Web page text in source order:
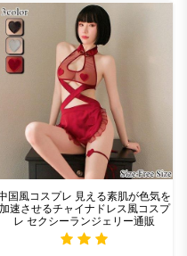
国風コスプレ 見える素肌が色気を
加速させるチャイナドレス風コスプ
レ セクシーランジェリー通販